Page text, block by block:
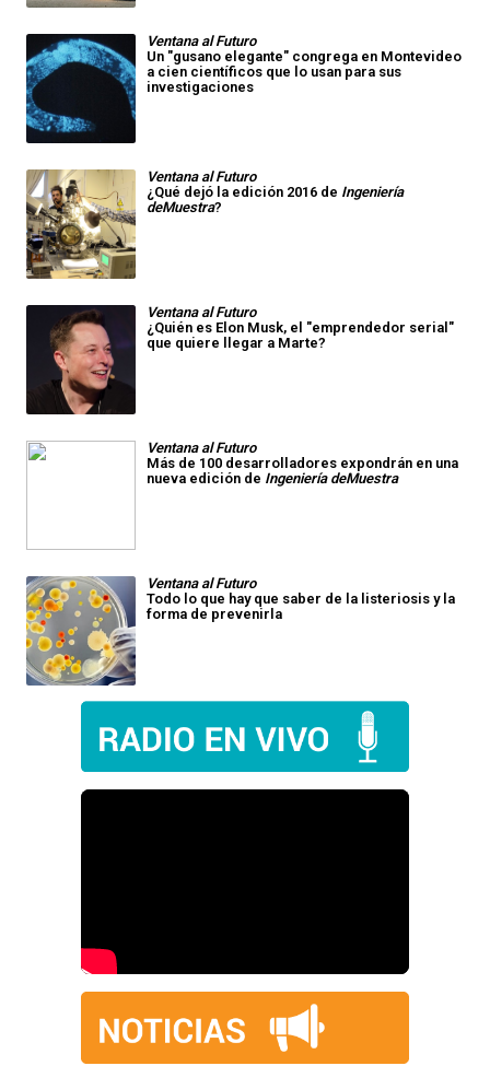
Ventana al Futuro
Un "gusano elegante" congrega en Montevideo
a cien científicos que lo usan para sus
investigaciones
Ventana al Futuro
¿Qué dejó la edición 2016 de Ingeniería
deMuestra?
Ventana al Futuro
¿Quién es Elon Musk, el "emprendedor serial"
que quiere llegar a Marte?
Ventana al Futuro
Más de 100 desarrolladores expondrán en una
nueva edición de Ingeniería deMuestra
Ventana al Futuro
Todo lo que hay que saber de la listeriosis y la
forma de prevenirla